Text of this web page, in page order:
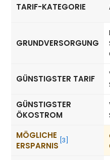
Strompreise in Dessau
TARIF-KATEGORIE
GRUNDVERSORGUNG
GÜNSTIGSTER TARIF
GÜNSTIGSTER
ÖKOSTROM
MÖGLICHE
ERSPARNIS
[3]